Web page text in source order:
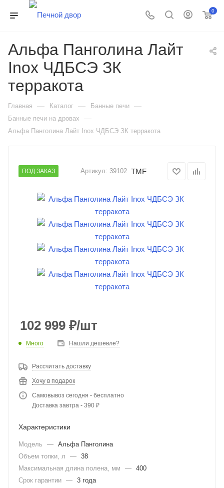
0
Альфа Панголина Лайт
Inox ЧДБСЭ ЗК
терракота
Главная — Каталог — Банные печи —
Банные печи на дровах —
Альфа Панголина Лайт Inox ЧДБСЭ ЗК терракота
ПОД ЗАКАЗ Артикул: 39102 TMF
102 999 ₽/шт
Много Нашли дешевле?
Рассчитать доставку
Хочу в подарок
Самовывоз сегодня - бесплатно
Доставка завтра - 390 ₽
Характеристики
Модель — Альфа Панголина
Объем топки, л
— 38
Максимальная длина полена, мм
— 400
Срок гарантии — 3 года